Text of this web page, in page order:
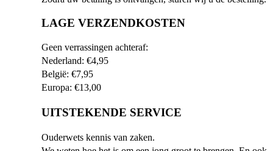
LAGE VERZENDKOSTEN
Geen verrassingen achteraf:
Nederland: €4,95
België: €7,95
Europa: €13,00
UITSTEKENDE SERVICE
Ouderwets kennis van zaken.